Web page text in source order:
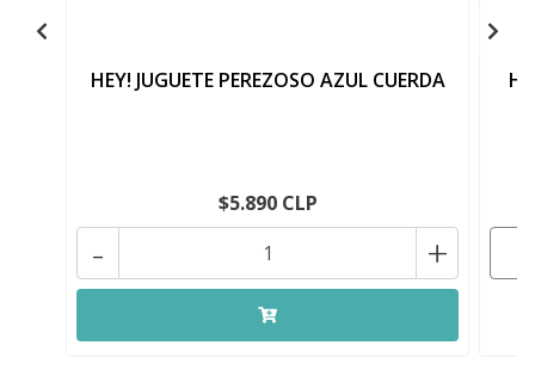
HEY! JUGUETE PEREZOSO AZUL CUERDA
$5.890 CLP
+
-